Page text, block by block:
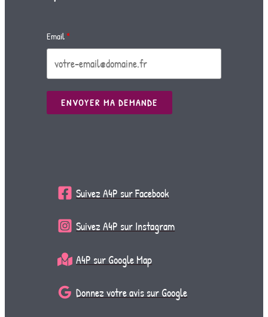
Email
ENVOYER MA DEMANDE
Suivez A4P sur Facebook
Suivez A4P sur Instagram
A4P sur Google Map
Donnez votre avis sur Google